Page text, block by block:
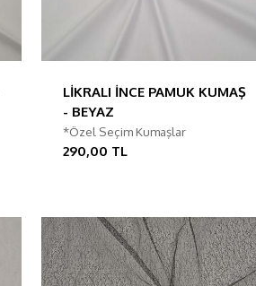
LİKRALI İNCE PAMUK KUMAŞ
- BEYAZ
*Özel Seçim Kumaşlar
290,00 TL